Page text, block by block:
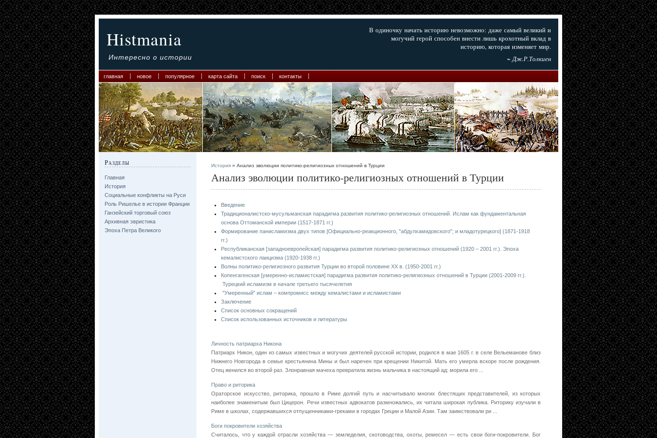
Histmania
Интересно о истории
В одиночку начать историю невозможно: даже самый великий и
могучий герой способен внести лишь крохотный вклад в
историю, которая изменяет мир.
~ Дж.Р.Толкиен
главная новое популярное карта сайта поиск контакты
Разделы
Главная
История
Социальные конфликты на Руси
Роль Ришелье в истории Франции
Ганзейский торговый союз
Архивная эвристика
Эпоха Петра Великого
История » Анализ эволюции политико-религиозных отношений в Турции
Анализ эволюции политико-религиозных отношений в Турции
Введение
Традиционалистско-мусульманская парадигма развития политико-религиозных отношений. Ислам как фундаментальная
основа Оттоманской империи (1517-1871 гг.)
Формирование панисламизма двух типов [Официально-реакционного, "абдулхамидовского"; и младотурецкого] (1871-1918
гг.)
Республиканская [западноевропейская] парадигма развития политико-религиозных отношений (1920 – 2001 гг.). Эпоха
кемалистского лаицизма (1920-1938 гг.)
Волны политико-религиозного развития Турции во второй половине XX в. (1950-2001 гг.)
Копенгагенская [умеренно-исламистская] парадигма развития политико-религиозных отношений в Турции (2001-2009 гг.).
Турецкий исламизм в начале третьего тысячелетия
"Умеренный" ислам – компромисс между кемалистами и исламистами
Заключение
Список основных сокращений
Список использованных источников и литературы
Личность патриарха Никона
Патриарх Никон, один из самых известных и могучих деятелей русской истории, родился в мае 1605 г. в селе Вельеманове близ
Нижнего Новгорода в семье крестьянина Мины и был наречен при крещении Никитой. Мать его умерла вскоре после рождения.
Отец женился во второй раз. Злонравная мачеха превратила жизнь мальчика в настоящий ад: морила его ...
Право и риторика
Ораторское искусство, риторика, прошло в Риме дол­гий путь и насчитывало многих блестящих представи­телей, из которых
наиболее знаменитым был Цицерон. Речи известных адвокатов размножались, их читала широкая публика. Риторику изучали в
Риме в шко­лах, содержавшихся отпущенниками-греками в городах Греции и Малой Азии. Там заимствовали ри ...
Боги покровители хозяйства
Считалось, что у каждой отрасли хозяйства — земледелия, скотоводства, охоты, ремесел — есть свои боги-покровители. Бог